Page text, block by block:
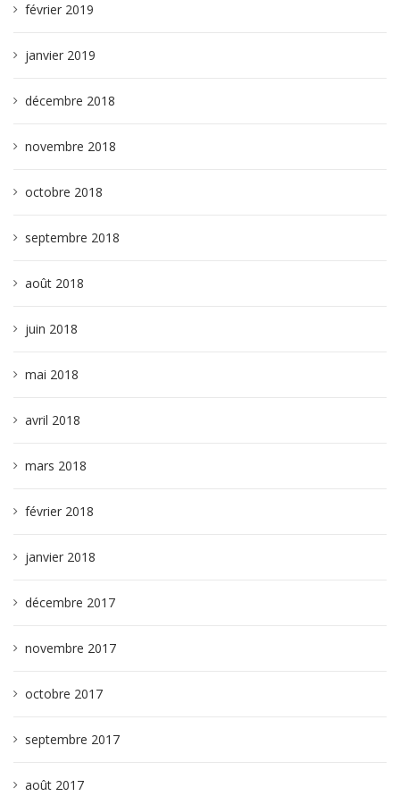
février 2019
janvier 2019
décembre 2018
novembre 2018
octobre 2018
septembre 2018
août 2018
juin 2018
mai 2018
avril 2018
mars 2018
février 2018
janvier 2018
décembre 2017
novembre 2017
octobre 2017
septembre 2017
août 2017